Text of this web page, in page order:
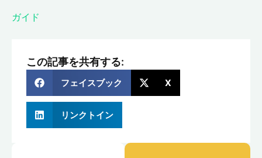
ガイド
この記事を共有する:
フェイスブック X
リンクトイン